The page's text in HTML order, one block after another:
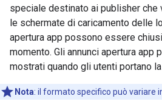
speciale destinato ai publisher
le schermate di caricamento delle
apertura app possono essere
momento. Gli annunci apertura app
mostrati quando gli utenti portano
Nota: il formato specifico può variare